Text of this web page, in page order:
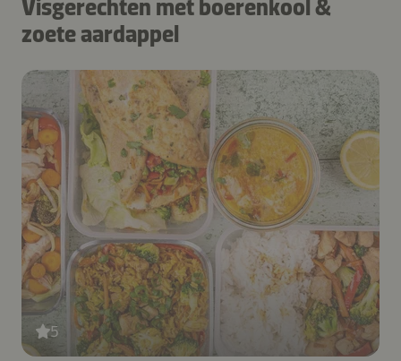
Visgerechten met boerenkool &
zoete aardappel
5